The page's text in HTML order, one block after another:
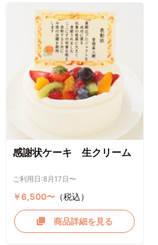
感謝状ケーキ 生クリーム
ご利用日:8月17日〜
￥6,500〜 （税込）
商品詳細を見る